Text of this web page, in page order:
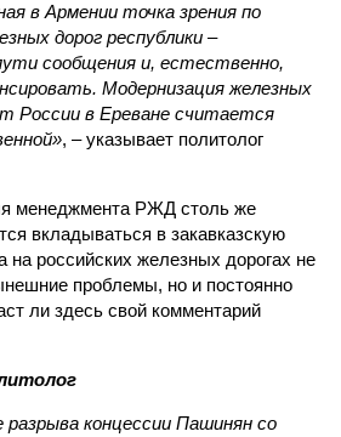
в Армении точка зрения по
дорог рес­публики –
сообщения и, естественно,
Модернизация железных
России в Ереване считается
, – указывает политолог
менеджмента РЖД столь же
вкладываться в закавказскую
на российских железных дорогах не
проблемы, но и постоянно
ли здесь свой комментарий
разрыва концессии Пашинян со